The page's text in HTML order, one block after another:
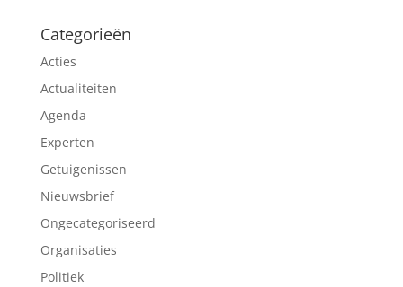
Categorieën
Acties
Actualiteiten
Agenda
Experten
Getuigenissen
Nieuwsbrief
Ongecategoriseerd
Organisaties
Politiek